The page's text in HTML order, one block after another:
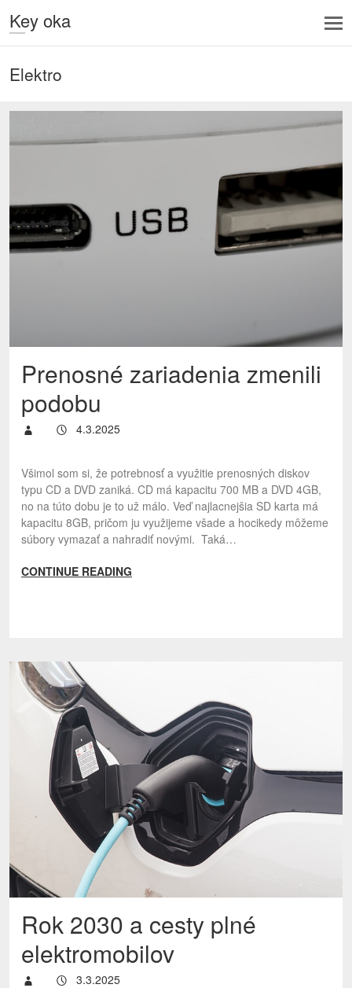
Key oka
Elektro
Prenosné zariadenia zmenili
podobu
4.3.2025
Všimol som si, že potrebnosť a využitie prenosných diskov
typu CD a DVD zaniká. CD má kapacitu 700 MB a DVD 4GB,
no na túto dobu je to už málo. Veď najlacnejšia SD karta má
kapacitu 8GB, pričom ju využijeme všade a hocikedy môžeme
súbory vymazať a nahradiť novými. Taká…
CONTINUE READING
Rok 2030 a cesty plné
elektromobilov
3.3.2025